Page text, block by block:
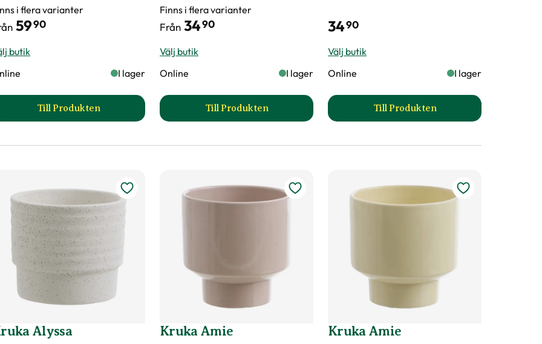
i flera varianter
5990
butik
I lager
Till Produkten
till Kruka Alice produktsida
Finns i flera varianter
Från 3490
Välj butik
Online
I lager
Till Produkten
till Kruka Alwa produktsida
3490
Välj butik
Online
I lager
Till Produkten
till Kruka Alwa produktsida
Alyssa Kruka Amie Kruka Amie